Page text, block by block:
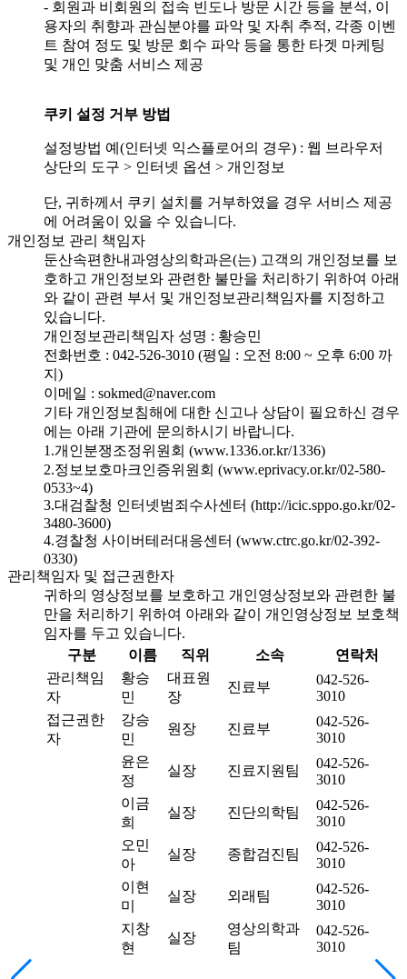
- 회원과 비회원의 접속 빈도나 방문 시간 등을 분석, 이
용자의 취향과 관심분야를 파악 및 자취 추적, 각종 이벤
트 참여 정도 및 방문 회수 파악 등을 통한 타겟 마케팅
및 개인 맞춤 서비스 제공
쿠키 설정 거부 방법
설정방법 예(인터넷 익스플로어의 경우) : 웹 브라우저
상단의 도구 > 인터넷 옵션 > 개인정보
단, 귀하께서 쿠키 설치를 거부하였을 경우 서비스 제공
에 어려움이 있을 수 있습니다.
개인정보 관리 책임자
둔산속편한내과영상의학과은(는) 고객의 개인정보를 보
호하고 개인정보와 관련한 불만을 처리하기 위하여 아래
와 같이 관련 부서 및 개인정보관리책임자를 지정하고
있습니다.
개인정보관리책임자 성명 : 황승민
전화번호 : 042-526-3010 (평일 : 오전 8:00 ~ 오후 6:00 까
지)
이메일 : sokmed@naver.com
기타 개인정보침해에 대한 신고나 상담이 필요하신 경우
에는 아래 기관에 문의하시기 바랍니다.
1.개인분쟁조정위원회 (www.1336.or.kr/1336)
2.정보보호마크인증위원회 (www.eprivacy.or.kr/02-580-
0533~4)
3.대검찰청 인터넷범죄수사센터 (http://icic.sppo.go.kr/02-
3480-3600)
4.경찰청 사이버테러대응센터 (www.ctrc.go.kr/02-392-
0330)
관리책임자 및 접근권한자
귀하의 영상정보를 보호하고 개인영상정보와 관련한 불
만을 처리하기 위하여 아래와 같이 개인영상정보 보호책
임자를 두고 있습니다.
구분
이름 직위 소속
연락처
관리책임
자
황승
민
대표원
장
진료부
042-526-
3010
접근권한
자
강승
민
원장 진료부
042-526-
3010
윤은
정
실장 진료지원팀
042-526-
3010
이금
희
실장 진단의학팀
042-526-
3010
오민
아
실장 종합검진팀
042-526-
3010
이현
미
실장 외래팀
042-526-
3010
지창
현
실장
영상의학과
팀
042-526-
3010